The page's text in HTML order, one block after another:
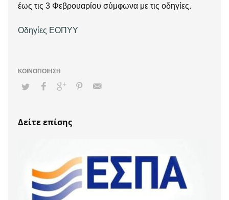
έως τις 3 Φεβρουαρίου σύμφωνα με τις οδηγίες.
Οδηγίες ΕΟΠΥΥ
Δείτε επίσης